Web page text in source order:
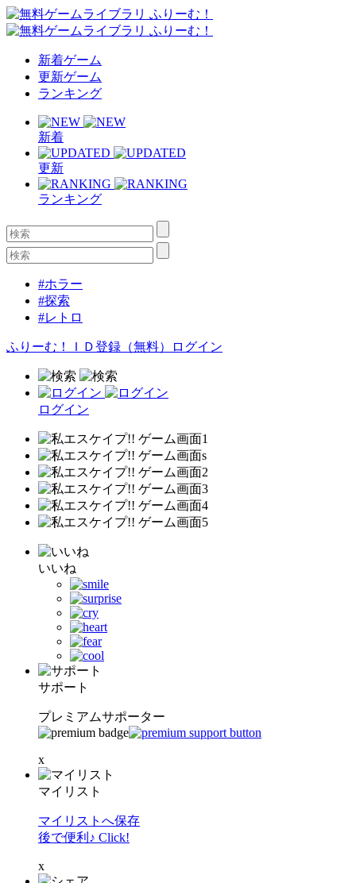
新着ゲーム
更新ゲーム
ランキング
新着
更新
ランキング
#ホラー
#探索
#レトロ
ふりーむ！ＩＤ登録（無料） ログイン
ログイン
いいね
サポート
プレミアムサポーター
x
マイリスト
マイリストへ保存
後で便利♪ Click!
x